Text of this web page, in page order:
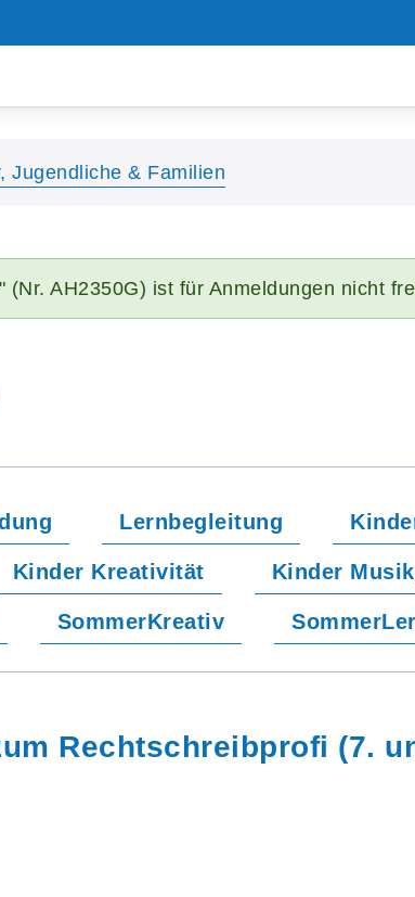
Jugendliche & Familien
AH2350G) ist für Anmeldungen nicht
Lernbegleitung
Kinder Kreativität Kinder
SommerKreativ
Rechtschreibprofi (7.